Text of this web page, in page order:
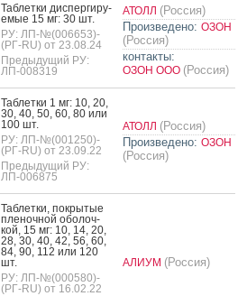
Таб­летки дис­перги­ру­
емые 15 мг: 30 шт.
РУ: ЛП-№(006653)-
(РГ-RU) от 23.08.24
Предыдущий РУ:
ЛП-008319
АТОЛЛ (Россия)
Произведено: ОЗОН
(Россия)
контакты:
ОЗОН ООО (Россия)
Таб­летки 1 мг: 10, 20,
30, 40, 50, 60, 80 или
100 шт.
РУ: ЛП-№(001250)-
(РГ-RU) от 23.09.22
Предыдущий РУ:
ЛП-006875
АТОЛЛ (Россия)
Произведено: ОЗОН
(Россия)
Таб­летки, пок­ры­тые
пле­ноч­ной обо­лоч­
кой, 15 мг: 10, 14, 20,
28, 30, 40, 42, 56, 60,
84, 90, 112 или 120
шт.
РУ: ЛП-№(000580)-
(РГ-RU) от 16.02.22
АЛИУМ (Россия)